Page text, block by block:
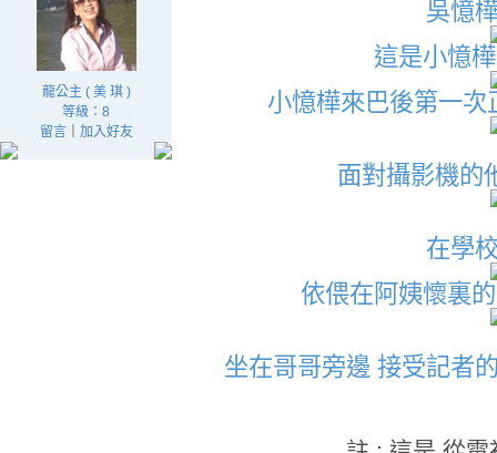
龍公主 ( 美 琪 )
等級：8
留言｜ 加入好友
吳憶
這是小憶
小憶樺來巴後第一
面對攝影機的
在學
依偎在阿姨懷裏
坐在哥哥旁邊 接受記者